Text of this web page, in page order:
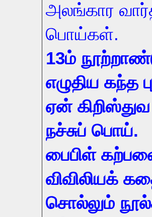
அலங்கார
பொய்கள்.
13ம்
எழுதிய கந்த
ஏன்
நச்சுப் பொய்.
பைபிள்
விவிலியக்
சொல்லும்